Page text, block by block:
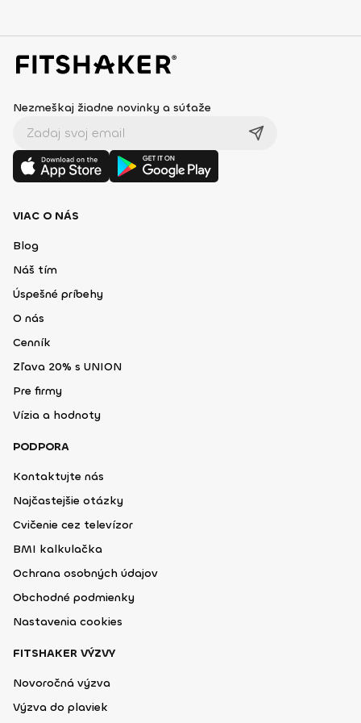
Nezmeškaj žiadne novinky a súťaže
VIAC O NÁS
Blog
Náš tím
Úspešné príbehy
O nás
Cenník
Zľava 20% s UNION
Pre firmy
Vízia a hodnoty
PODPORA
Kontaktujte nás
Najčastejšie otázky
Cvičenie cez televízor
BMI kalkulačka
Ochrana osobných údajov
Obchodné podmienky
Nastavenia cookies
FITSHAKER VÝZVY
Novoročná výzva
Výzva do plaviek